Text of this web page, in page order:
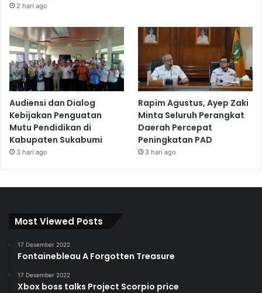
2 hari ago
Audiensi dan Dialog
Kebijakan Penguatan
Mutu Pendidikan di
Kabupaten Sukabumi
3 hari ago
Rapim Agustus, Ayep Zaki
Minta Seluruh Perangkat
Daerah Percepat
Peningkatan PAD
3 hari ago
Most Viewed Posts
17 Desember 2022
Fontainebleau A Forgotten Treasure
17 Desember 2022
Xbox boss talks Project Scorpio price